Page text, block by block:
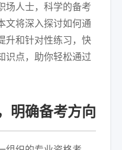
场人士，科学的备考
文将深入探讨如何通
升和针对性练习，快
识点，助你轻松通过
明确备考方向